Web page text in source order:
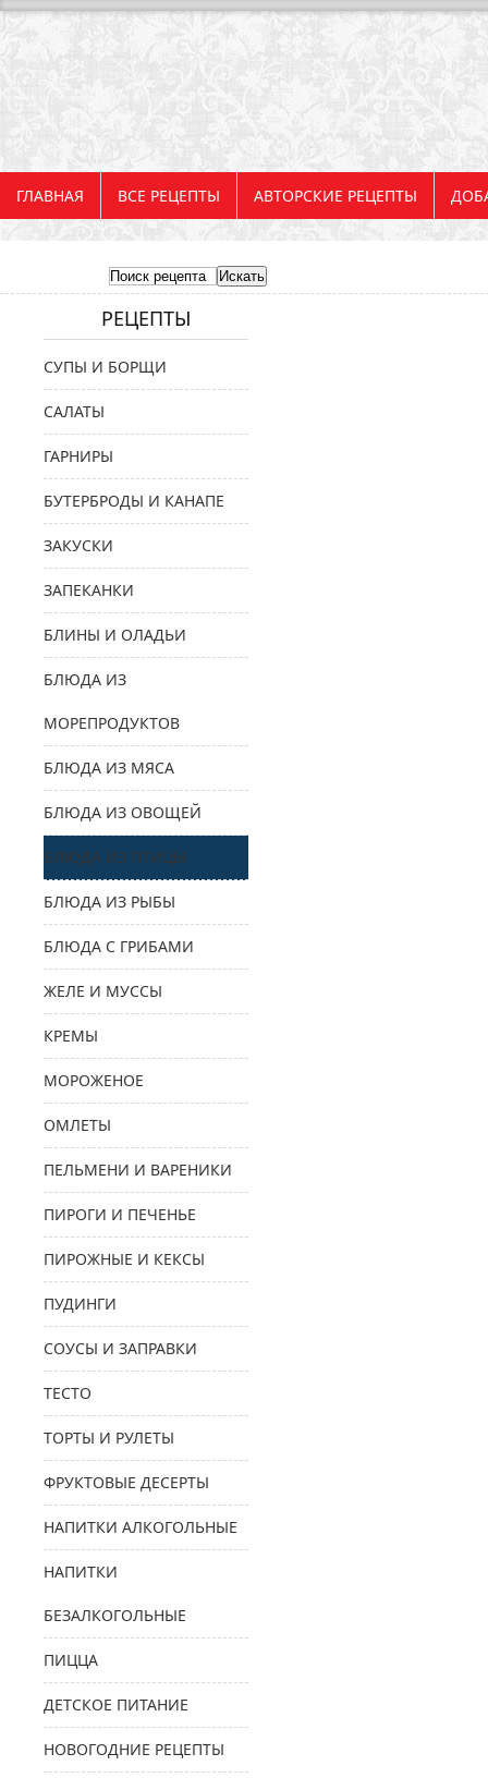
ГЛАВНАЯ ВСЕ РЕЦЕПТЫ АВТОРСКИЕ РЕЦЕПТЫ
РЕЦЕПТЫ
СУПЫ И БОРЩИ
САЛАТЫ
ГАРНИРЫ
БУТЕРБРОДЫ И КАНАПЕ
ЗАКУСКИ
ЗАПЕКАНКИ
БЛИНЫ И ОЛАДЬИ
БЛЮДА ИЗ
МОРЕПРОДУКТОВ
БЛЮДА ИЗ МЯСА
БЛЮДА ИЗ ОВОЩЕЙ
БЛЮДА ИЗ ПТИЦЫ
БЛЮДА ИЗ РЫБЫ
БЛЮДА С ГРИБАМИ
ЖЕЛЕ И МУССЫ
КРЕМЫ
МОРОЖЕНОЕ
ОМЛЕТЫ
ПЕЛЬМЕНИ И ВАРЕНИКИ
ПИРОГИ И ПЕЧЕНЬЕ
ПИРОЖНЫЕ И КЕКСЫ
ПУДИНГИ
СОУСЫ И ЗАПРАВКИ
ТЕСТО
ТОРТЫ И РУЛЕТЫ
ФРУКТОВЫЕ ДЕСЕРТЫ
НАПИТКИ АЛКОГОЛЬНЫЕ
НАПИТКИ
БЕЗАЛКОГОЛЬНЫЕ
ПИЦЦА
ДЕТСКОЕ ПИТАНИЕ
НОВОГОДНИЕ РЕЦЕПТЫ